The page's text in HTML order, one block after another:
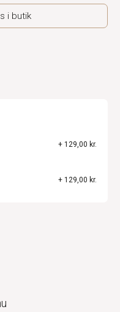
i butik
+ 129,00 kr.
+ 129,00 kr.